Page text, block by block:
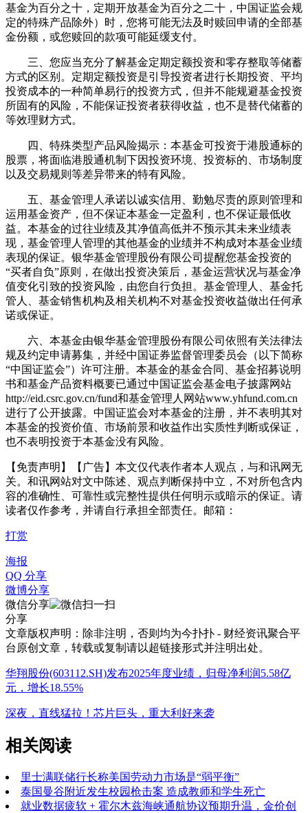
基金为百分之十，定期开放基金为百分之二十，中国证监会规
定的特殊产品除外）时，您将可能无法及时赎回申请的全部基
金份额，或您赎回的款项可能延缓支付。
三、您应当充分了解基金定期定额投资和零存整取等储蓄
方式的区别。定期定额投资是引导投资者进行长期投资、平均
投资成本的一种简单易行的投资方式，但并不能规避基金投资
所固有的风险，不能保证投资者获得收益，也不是替代储蓄的
等效理财方式。
四、特殊类型产品风险揭示：本基金可投资于港股通标的
股票，将面临港股通机制下因投资环境、投资标的、市场制度
以及交易规则等差异带来的特有风险。
五、基金管理人承诺以诚实信用、勤勉尽责的原则管理和
运用基金资产，但不保证本基金一定盈利，也不保证最低收
益。本基金的过往业绩及其净值高低并不预示其未来业绩表
现，基金管理人管理的其他基金的业绩并不构成对本基金业绩
表现的保证。银华基金管理股份有限公司提醒您基金投资的
“买者自负”原则，在做出投资决策后，基金运营状况与基金净
值变化引致的投资风险，由您自行负担。基金管理人、基金托
管人、基金销售机构及相关机构不对基金投资收益做出任何承
诺或保证。
六、本基金由银华基金管理股份有限公司依照有关法律法
规及约定申请募集，并经中国证券监督管理委员会（以下简称
“中国证监会”）许可注册。本基金的基金合同、基金招募说明
书和基金产品资料概要已通过中国证监会基金电子披露网站
http://eid.csrc.gov.cn/fund和基金管理人网站www.yhfund.com.cn
进行了公开披露。中国证监会对本基金的注册，并不表明其对
本基金的投资价值、市场前景和收益作出实质性判断或保证，
也不表明投资于本基金没有风险。
【免责声明】【广告】本文仅代表作者本人观点，与和讯网无
关。和讯网站对文中陈述、观点判断保持中立，不对所包含内
容的准确性、可靠性或完整性提供任何明示或暗示的保证。请
读者仅作参考，并请自行承担全部责任。邮箱：
打赏
海报
QQ 分享
微博分享
微信分享
分享
文章版权声明：除非注明，否则均为今扑扑 - 财经资讯聚合平
台 原创文章，转载或复制请以超链接形式并注明出处。
华翔股份(603112.SH)发布2025年度业绩，归母净利润5.58亿
元，增长18.55%
深夜，直线猛拉！芯片巨头，重大利好来袭
相关阅读
里士满联储行长称美国劳动力市场是“弱平衡”
泰国曼谷附近发生校园枪击案 造成教师和学生死亡
就业数据疲软 + 霍尔木兹海峡通航协议预期升温，金价创